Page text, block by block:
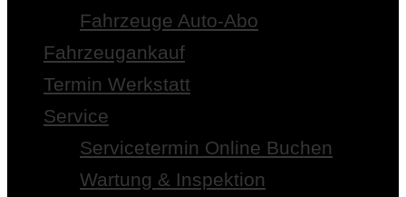
Fahrzeuge Auto-Abo
Fahrzeugankauf
Termin Werkstatt
Service
Servicetermin Online Buchen
Wartung & Inspektion